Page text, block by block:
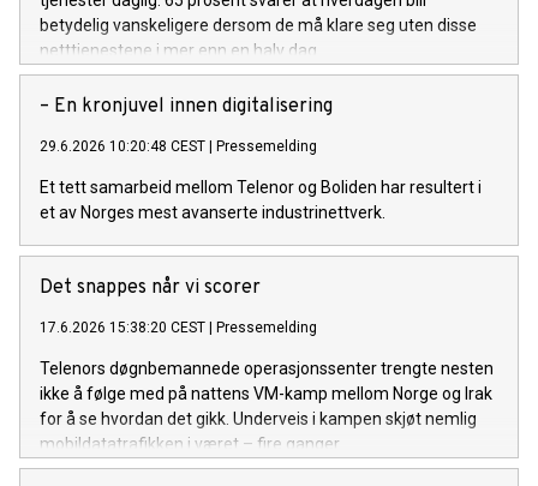
betydelig vanskeligere dersom de må klare seg uten disse
netttjenestene i mer enn en halv dag.
– En kronjuvel innen digitalisering
29.6.2026 10:20:48 CEST | Pressemelding
Et tett samarbeid mellom Telenor og Boliden har resultert i
et av Norges mest avanserte industrinettverk.
Det snappes når vi scorer
17.6.2026 15:38:20 CEST | Pressemelding
Telenors døgnbemannede operasjonssenter trengte nesten
ikke å følge med på nattens VM-kamp mellom Norge og Irak
for å se hvordan det gikk. Underveis i kampen skjøt nemlig
mobildatatrafikken i været – fire ganger.